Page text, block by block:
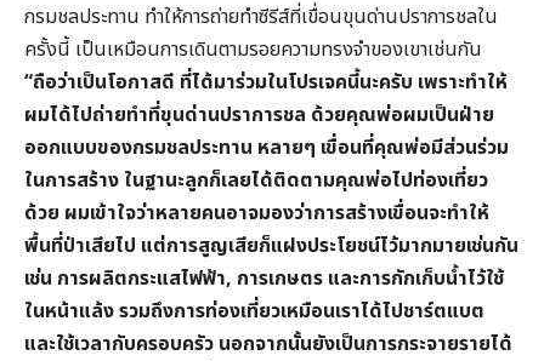
กรมชลประทาน ทำให้การถ่ายทำซีรีส์ที่เขื่อนขุนด่านปราการชลใน
ครั้งนี้ เป็นเหมือนการเดินตามรอยความทรงจำของเขาเช่นกัน
“ถือว่าเป็นโอกาสดี ที่ได้มาร่วมในโปรเจคนี้นะครับ เพราะทำให้
ผมได้ไปถ่ายทำที่ขุนด่านปราการชล ด้วยคุณพ่อผมเป็นฝ่าย
ออกแบบของกรมชลประทาน หลายๆ เขื่อนที่คุณพ่อมีส่วนร่วม
ในการสร้าง ในฐานะลูกก็เลยได้ติดตามคุณพ่อไปท่องเที่ยว
ด้วย ผมเข้าใจว่าหลายคนอาจมองว่าการสร้างเขื่อนจะทำให้
พื้นที่ป่าเสียไป แต่การสูญเสียก็แฝงประโยชน์ไว้มากมายเช่นกัน
เช่น การผลิตกระแสไฟฟ้า, การเกษตร และการกักเก็บน้ำไว้ใช้
ในหน้าแล้ง รวมถึงการท่องเที่ยวเหมือนเราได้ไปชาร์ตแบต
และใช้เวลากับครอบครัว นอกจากนั้นยังเป็นการกระจายรายได้